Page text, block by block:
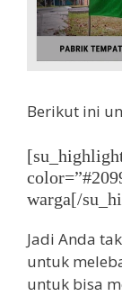
Berikut ini
warga[/
Jadi Anda
untuk
untuk bisa